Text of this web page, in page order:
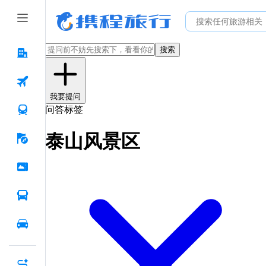
搜索
我要提问
问答标签
泰山风景区